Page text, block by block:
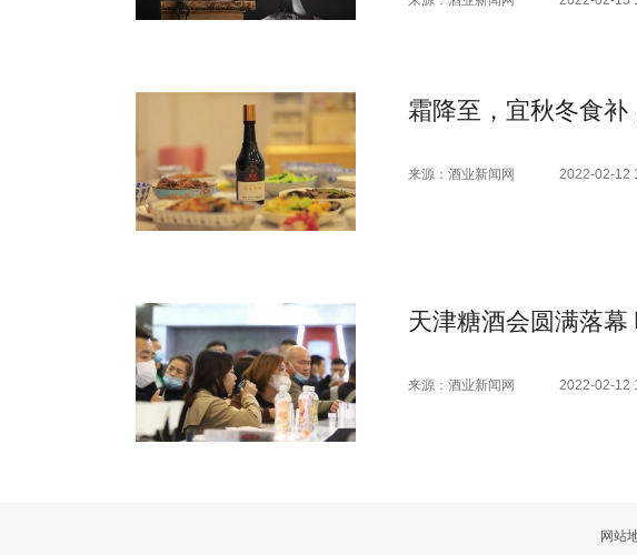
霜降至，宜秋冬食
来源：酒业新闻网 2022-02-12
天津糖酒会圆满落幕
来源：酒业新闻网 2022-02-12
网站